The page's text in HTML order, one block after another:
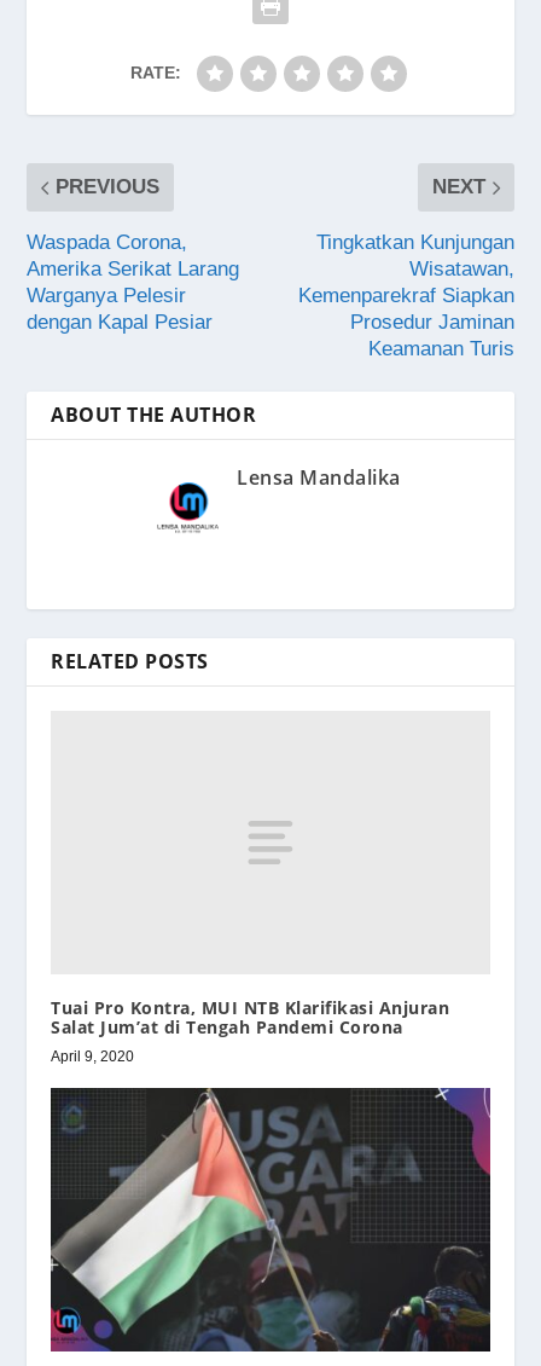
RATE:
PREVIOUS
Waspada Corona,
Amerika Serikat Larang
Warganya Pelesir
dengan Kapal Pesiar
NEXT
Tingkatkan Kunjungan
Wisatawan,
Kemenparekraf Siapkan
Prosedur Jaminan
Keamanan Turis
ABOUT THE AUTHOR
Lensa Mandalika
RELATED POSTS
Tuai Pro Kontra, MUI NTB Klarifikasi Anjuran
Salat Jum’at di Tengah Pandemi Corona
April 9, 2020